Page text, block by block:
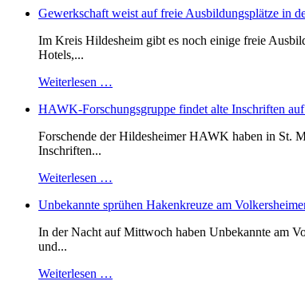
Gewerkschaft weist auf freie Ausbildungsplätze in
Im Kreis Hildesheim gibt es noch einige freie
Hotels,...
Weiterlesen …
HAWK-Forschungsgruppe findet alte Inschriften
Forschende der Hildesheimer HAWK haben in St.
Inschriften...
Weiterlesen …
Unbekannte sprühen Hakenkreuze am
In der Nacht auf Mittwoch haben Unbekannte am
und...
Weiterlesen …